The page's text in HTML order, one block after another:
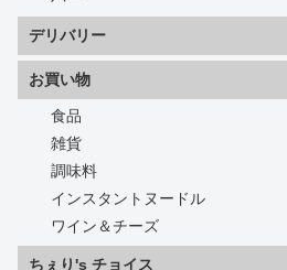
デリバリー
お買い物
食品
雑貨
調味料
インスタントヌードル
ワイン＆チーズ
ちぇり's チョイス